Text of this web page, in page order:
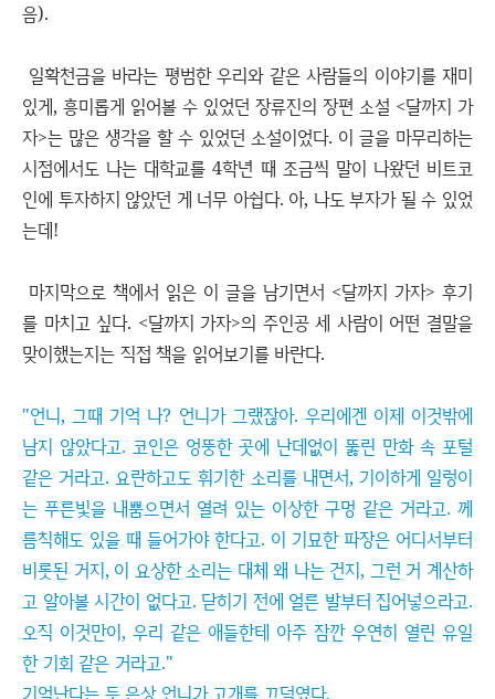
음).
일확천금을 바라는 평범한 우리와 같은 사람들의 이야기를 재미
있게, 흥미롭게 읽어볼 수 있었던 장류진의 장편 소설 <달까지 가
자>는 많은 생각을 할 수 있었던 소설이었다. 이 글을 마무리하는
시점에서도 나는 대학교를 4학년 때 조금씩 말이 나왔던 비트코
인에 투자하지 않았던 게 너무 아쉽다. 아, 나도 부자가 될 수 있었
는데!
마지막으로 책에서 읽은 이 글을 남기면서 <달까지 가자> 후기
를 마치고 싶다. <달까지 가자>의 주인공 세 사람이 어떤 결말을
맞이했는지는 직접 책을 읽어보기를 바란다.
"언니, 그때 기억 나? 언니가 그랬잖아. 우리에겐 이제 이것밖에
남지 않았다고. 코인은 엉뚱한 곳에 난데없이 뚫린 만화 속 포털
같은 거라고. 요란하고도 휘기한 소리를 내면서, 기이하게 일렁이
는 푸른빛을 내뿜으면서 열려 있는 이상한 구멍 같은 거라고. 께
름칙해도 있을 때 들어가야 한다고. 이 기묘한 파장은 어디서부터
비롯된 거지, 이 요상한 소리는 대체 왜 나는 건지, 그런 거 계산하
고 알아볼 시간이 없다고. 닫히기 전에 얼른 발부터 집어넣으라고.
오직 이것만이, 우리 같은 애들한테 아주 잠깐 우연히 열린 유일
한 기회 같은 거라고."
기억난다는 듯 은상 언니가 고개를 끄덕였다.